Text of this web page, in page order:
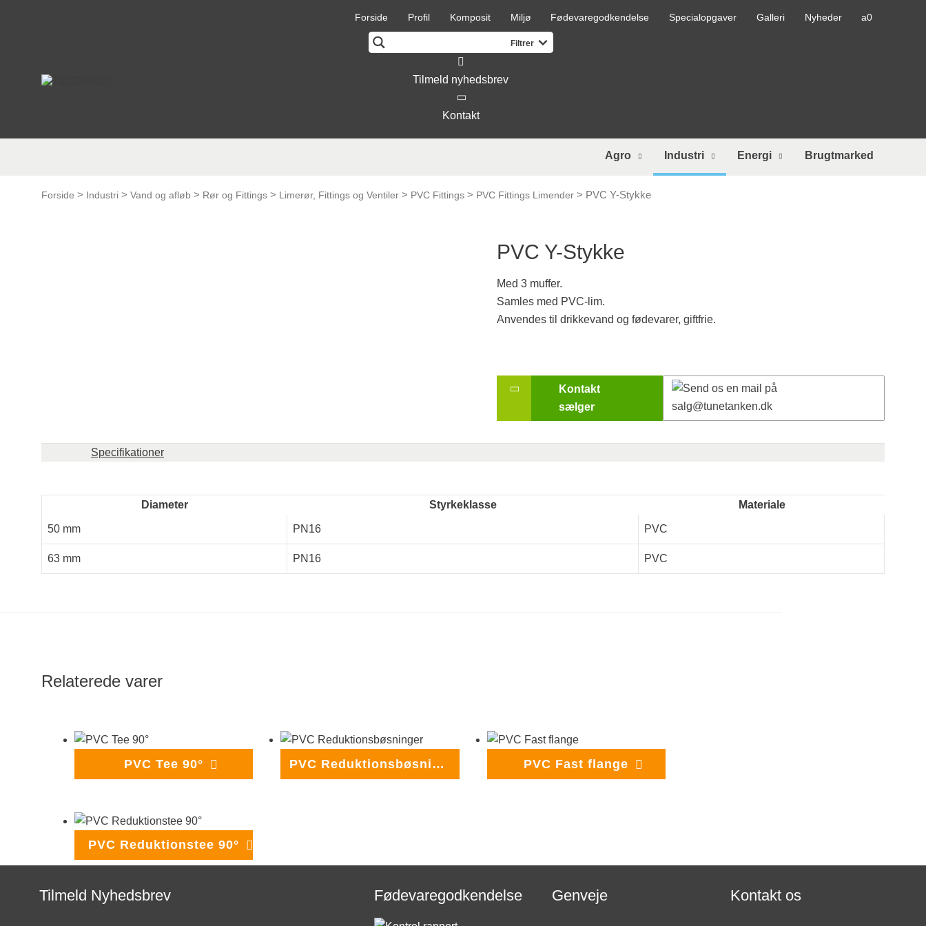
Forside Profil Komposit Miljø Fødevaregodkendelse Specialopgaver Galleri Nyheder
Tilmeld nyhedsbrev
Kontakt
Agro Industri Energi Brugtmarked
Forside > Industri > Vand og afløb > Rør og Fittings > Limerør, Fittings og Ventiler > PVC Fittings > PVC Fittings Limender > PVC Y-Stykke
PVC Y-Stykke
Med 3 muffer.
Samles med PVC-lim.
Anvendes til drikkevand og fødevarer, giftfrie.
Kontakt
sælger
Specifikationer
Diameter Styrkeklasse Materiale
50 mm PN16 PVC
63 mm PN16 PVC
Relaterede varer
PVC Tee 90° PVC Reduktionsbøsninger PVC Fast flange
PVC Reduktionstee 90°
Tilmeld Nyhedsbrev Fødevaregodkendelse Genveje Kontakt os